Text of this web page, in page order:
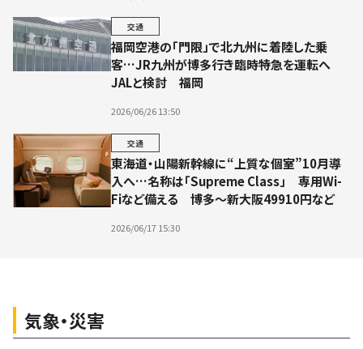
交通
福岡空港の「門限」で北九州に着陸した乗
客…JR九州が博多行き臨時特急を運転へ
JALと検討 福岡
2026/06/26 13:50
交通
東海道・山陽新幹線に“上質な個室”10月導
入へ…名称は「Supreme Class」 専用Wi-
Fiなど備える 博多～新大阪49910円など
2026/06/17 15:30
気象・災害